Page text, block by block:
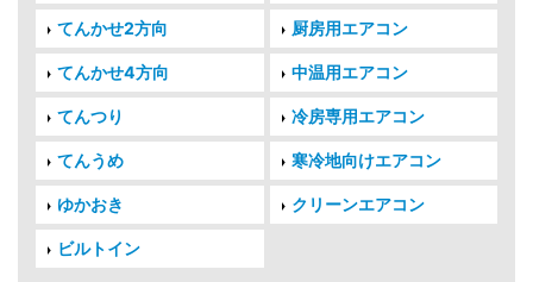
てんかせ2方向 厨房用エアコン
てんかせ4方向 中温用エアコン
てんつり 冷房専用エアコン
てんうめ 寒冷地向けエアコン
ゆかおき クリーンエアコン
ビルトイン